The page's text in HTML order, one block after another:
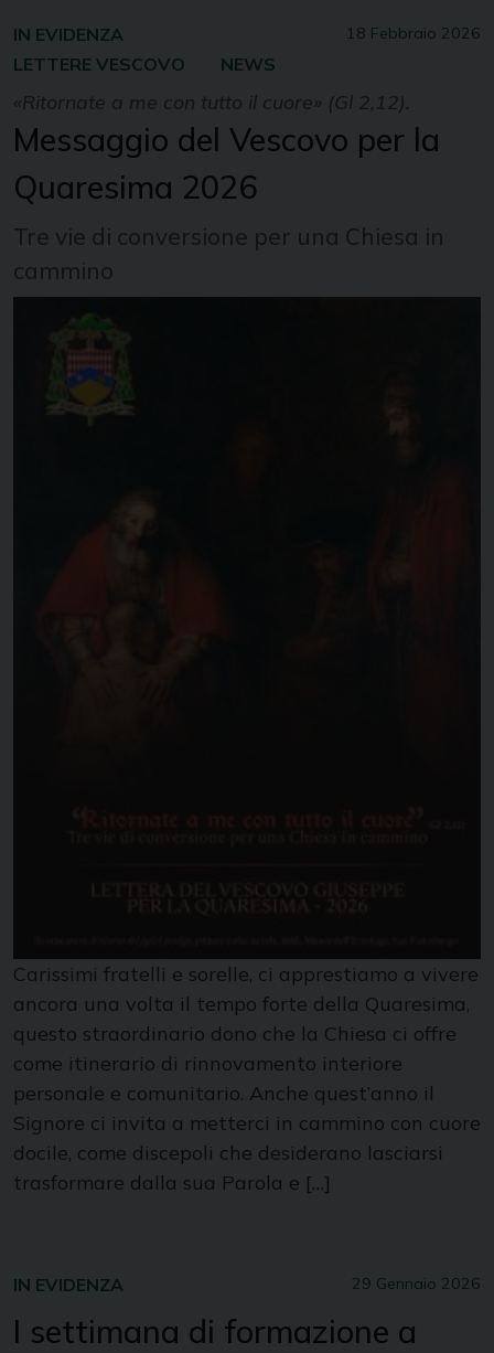
18 Febbraio 2026
IN EVIDENZA
LETTERE VESCOVO
NEWS
«Ritornate a me con tutto il cuore» (Gl 2,12).
Messaggio del Vescovo per la
Quaresima 2026
Tre vie di conversione per una Chiesa in
cammino
Carissimi fratelli e sorelle, ci apprestiamo a vivere
ancora una volta il tempo forte della Quaresima,
questo straordinario dono che la Chiesa ci offre
come itinerario di rinnovamento interiore
personale e comunitario. Anche quest’anno il
Signore ci invita a metterci in cammino con cuore
docile, come discepoli che desiderano lasciarsi
trasformare dalla sua Parola e […]
29 Gennaio 2026
IN EVIDENZA
I settimana di formazione a